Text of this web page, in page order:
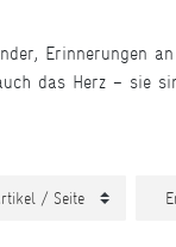
Erinnerungen
das Herz – sie